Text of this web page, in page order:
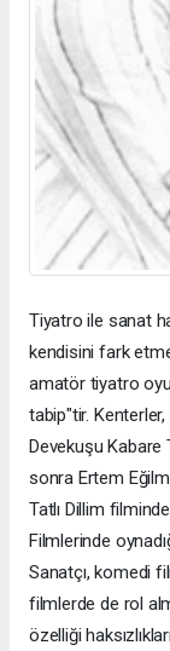
Tiyatro ile sanat
kendisini fark
amatör tiyatro
tabip"tir.
Devekuşu
sonra Ertem
Tatlı Dillim
Filmlerinde
Sanatçı, komedi
filmlerde de rol
özelliği